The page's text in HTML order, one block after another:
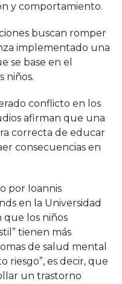
y comportamiento.
buscan romper
implementado una
se base en el
niños.
conflicto en los
afirman que una
correcta de educar
consecuencias en
por Ioannis
en la Universidad
que los niños
tienen más
de salud mental
riesgo”, es decir, que
un trastorno